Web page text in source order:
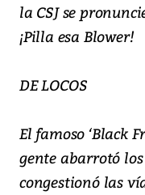
la CSJ se
¡Pilla esa Blower!
DE LOCOS
El famoso ‘Black
gente abarrotó
congestionó las